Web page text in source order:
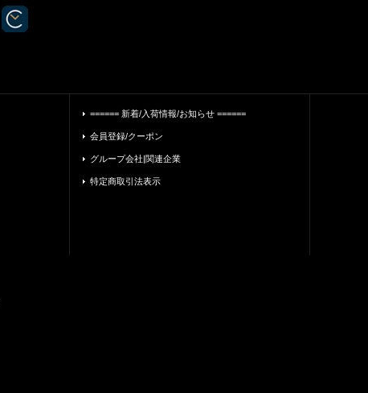
====== 新着/入荷情報/お知らせ ======
会員登録/クーポン
グループ会社|関連企業
特定商取引法表示